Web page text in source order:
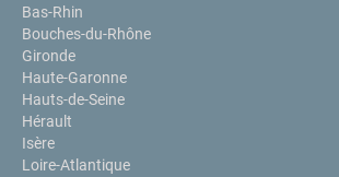
Bas-Rhin
Bouches-du-Rhône
Gironde
Haute-Garonne
Hauts-de-Seine
Hérault
Isère
Loire-Atlantique